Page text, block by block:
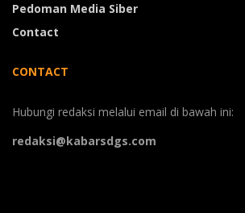
Pedoman Media Siber
Contact
CONTACT
Hubungi redaksi melalui email di bawah ini:
redaksi@kabarsdgs.com